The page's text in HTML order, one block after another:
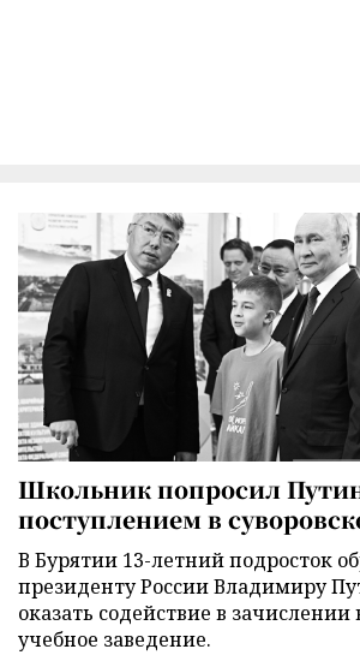
Школьник попросил
поступлением в
В Бурятии 13-летний подросток
президенту России Владимиру
оказать содействие в зачислении
учебное заведение.